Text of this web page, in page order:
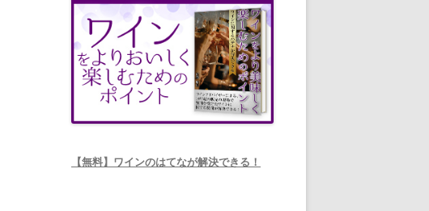
【無料】ワインのはてなが解決できる！